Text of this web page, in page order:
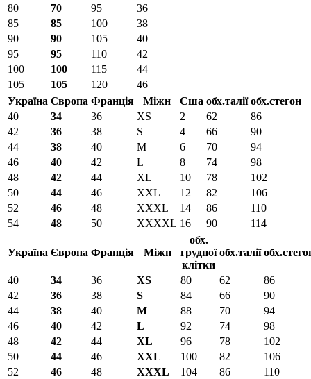
80
70 95
36
85
85 100
38
90
90 105
40
95
95 110
42
100
100 115
44
105
105 120
46
Україна Європа Франція Міжн Сша обх.талії обх.стегон
40
34 36 XS 2 62
86
42
36 38 S 4 66
90
44
38 40 M 6 70
94
46
40 42 L 8 74
98
48
42 44 XL 10 78
102
50
44 46 XXL 12 82
106
52
46 48 XXXL 14 86
110
54
48 50 XXXXL 16 90 114
Україна Європа Франція Міжн
обх.
грудної
клітки
обх.талії
40 34 36 XS 80 62
86
42
36 38 S 84 66
90
44
38 40 M 88 70
94
46
40 42 L 92 74
98
48
42 44 XL 96 78
102
50
44 46 XXL 100 82
106
52
46 48 XXXL 104 86
110